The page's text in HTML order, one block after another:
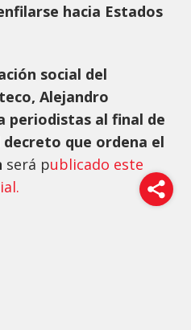
hacia Estados
social del
Alejandro
periodistas al final de
que ordena el
será publicado este